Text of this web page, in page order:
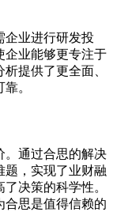
企业进行研发投
企业能够更专注于
提供了更全面、
。
。通过合思的解决
题，实现了业财融
决策的科学性。
合思是值得信赖的